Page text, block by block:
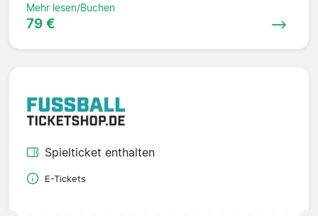
Mehr lesen/Buchen
79 €
Spielticket enthalten
E-Tickets